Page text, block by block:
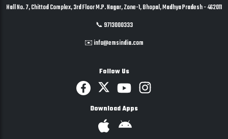
Hall No. 7, Chittod Complex, 3rd Floor M.P. Nagar, Zone-1, Bhopal, Madhya Pradesh - 462011
📞 9713000333
✉️ info@emsindia.com
Follow Us
Download Apps